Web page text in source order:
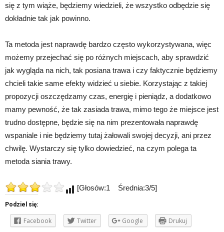
się z tym wiąże, będziemy wiedzieli, że wszystko odbędzie się
dokładnie tak jak powinno.
Ta metoda jest naprawdę bardzo często wykorzystywana, więc
możemy przejechać się po różnych miejscach, aby sprawdzić
jak wygląda na nich, tak posiana trawa i czy faktycznie będziemy
chcieli takie same efekty widzieć u siebie. Korzystając z takiej
propozycji oszczędzamy czas, energię i pieniądz, a dodatkowo
mamy pewność, że tak zasiada trawa, mimo tego że miejsce jest
trudno dostępne, będzie się na nim prezentowała naprawdę
wspaniale i nie będziemy tutaj żałowali swojej decyzji, ani przez
chwilę. Wystarczy się tylko dowiedzieć, na czym polega ta
metoda siania trawy.
[Głosów:1 Średnia:3/5]
Podziel się:
Facebook Twitter Google Drukuj